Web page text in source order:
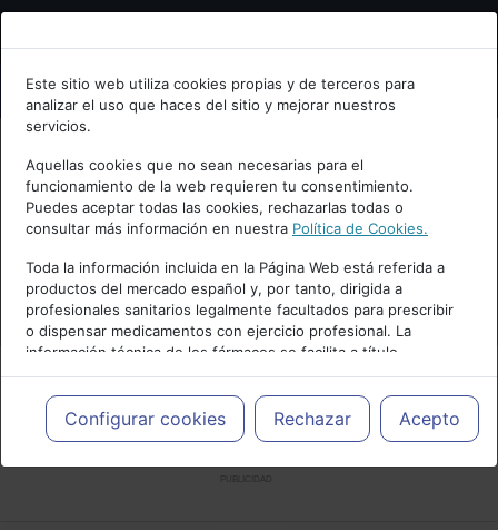
Bienvenid@ a psiquiatria.com
Escribe tu Email
Accede o regístrate con tu email.
Cancelar
Este sitio web utiliza cookies propias y de terceros para
analizar el uso que haces del sitio y mejorar nuestros
servicios.
Aquellas cookies que no sean necesarias para el
funcionamiento de la web requieren tu consentimiento.
Puedes aceptar todas las cookies, rechazarlas todas o
consultar más información en nuestra Política de Cookies.
Toda la información incluida en la Página Web está referida a
productos del mercado español y, por tanto, dirigida a
profesionales sanitarios legalmente facultados para prescribir
o dispensar medicamentos con ejercicio profesional. La
información técnica de los fármacos se facilita a título
meramente informativo, siendo responsabilidad de los
profesionales facultados prescribir medicamentos y decidir, en
cada caso concreto, el tratamiento más adecuado a las
necesidades del paciente.
Configurar cookies Rechazar Acepto